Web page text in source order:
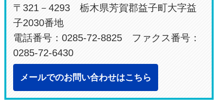
〒321－4293 栃木県芳賀郡益子町大字益
子2030番地
電話番号：0285-72-8825 ファクス番号：
0285-72-6430
メールでのお問い合わせはこちら